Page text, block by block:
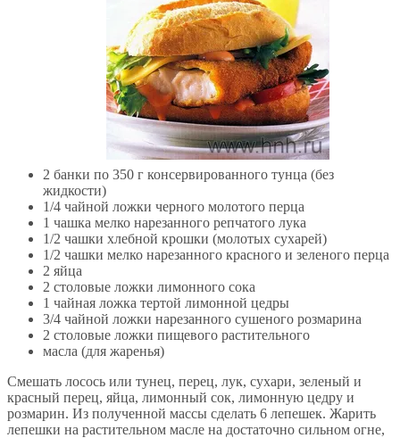
2 банки по 350 г консервированного тунца (без
жидкости)
1/4 чайной ложки черного молотого перца
1 чашка мелко нарезанного репчатого лука
1/2 чашки хлебной крошки (молотых сухарей)
1/2 чашки мелко нарезанного красного и зеленого перца
2 яйца
2 столовые ложки лимонного сока
1 чайная ложка тертой лимонной цедры
3/4 чайной ложки нарезанного сушеного розмарина
2 столовые ложки пищевого растительного
масла (для жаренья)
Смешать лосось или тунец, перец, лук, сухари, зеленый и
красный перец, яйца, лимонный сок, лимонную цедру и
розмарин. Из полученной массы сделать 6 лепешек. Жарить
лепешки на растительном масле на достаточно сильном огне,